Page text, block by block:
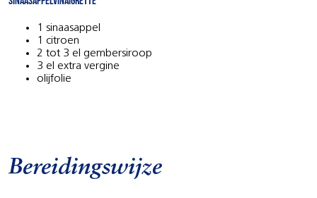
1 sinaasappel
1 citroen
2 tot 3 el gembersiroop
3 el extra vergine
olijfolie
Bereidingswijze